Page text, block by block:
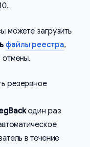
можете загрузить
файлы реестра,
отмены.
резервное
один раз
в течение